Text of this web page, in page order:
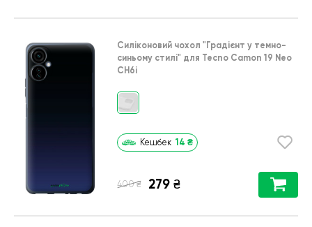
Силіконовий чохол "Градієнт у темно-
синьому стилі" для Tecno Camon 19 Neo
CH6i
Кешбек 14 ₴
400 ₴ 279 ₴